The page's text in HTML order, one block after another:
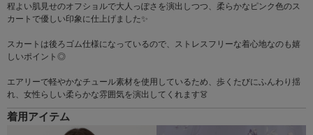
程よい肌見せのオフショルで大人っぽさを演出しつつ、柔らかなピンク色のス
カートで優しい印象に仕上げました✨️
スカートは後ろゴム仕様になっているので、ストレスフリーな着心地なのも嬉
しいポイント◎
エアリーで軽やかなチュール素材を使用しているため、歩くたびにふんわり揺
れ、女性らしい柔らかな雰囲気を演出してくれます👗
着用アイテム